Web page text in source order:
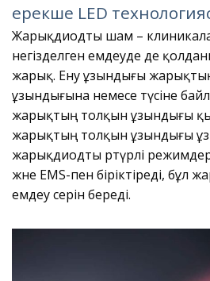
ерекше LED
Жарықдиодты шам –
негізделген емдеуде де
жарық. Ену ұзындығы
ұзындығына немесе түсіне
жарықтың толқын ұзындығы
жарықтың толқын ұзындығы
жарықдиодты әртүрлі
және EMS-пен біріктіреді, бұл
емдеу әсерін береді.